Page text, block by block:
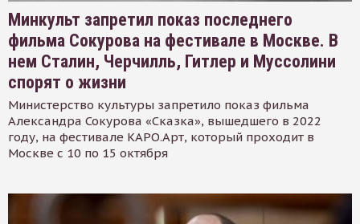
Минкульт запретил показ последнего
фильма Сокурова на фестивале в Москве. В
нем Сталин, Черчилль, Гитлер и Муссолини
спорят о жизни
Министерство культуры запретило показ фильма
Александра Сокурова «Сказка», вышедшего в 2022
году, на фестивале КАРО.Арт, который проходит в
Москве с 10 по 15 октября